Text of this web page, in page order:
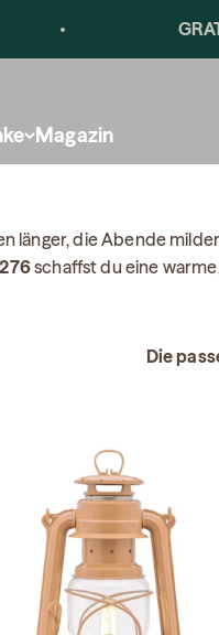
Magazin
länger, die Abende
schaffst du eine
Die